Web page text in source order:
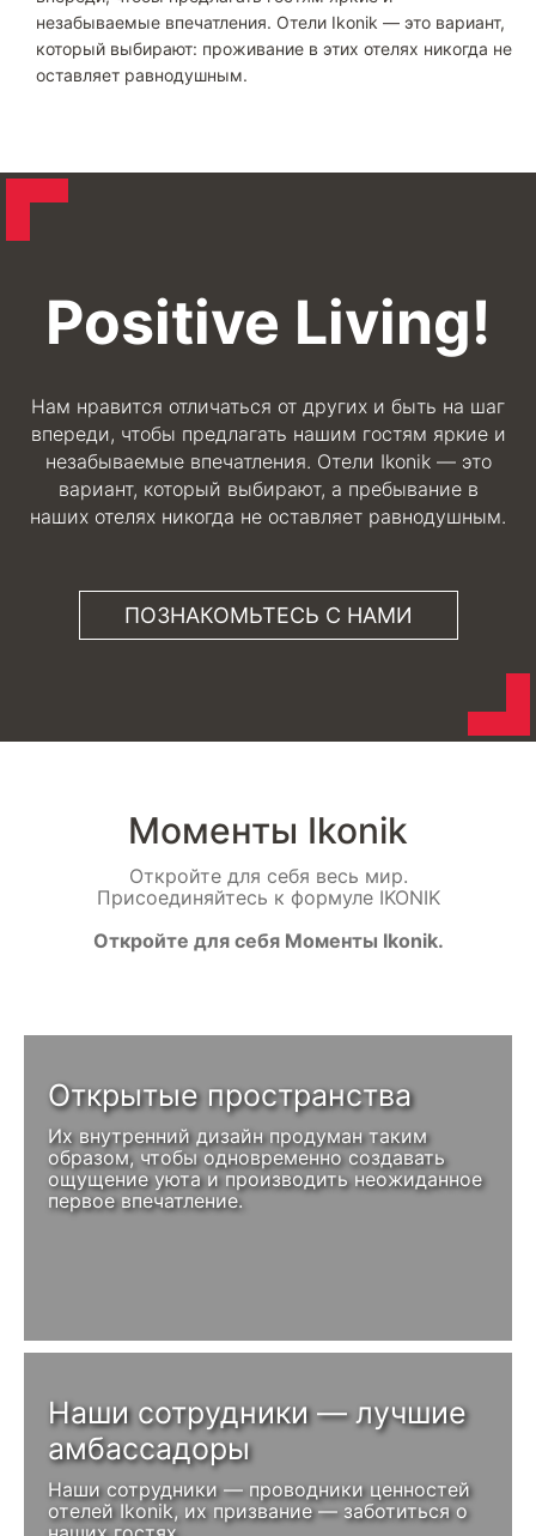
незабываемые впечатления. Отели Ikonik — это вариант,
который выбирают: проживание в этих отелях никогда не
оставляет равнодушным.
Positive Living!
Нам нравится отличаться от других и быть на шаг
впереди, чтобы предлагать нашим гостям яркие и
незабываемые впечатления. Отели Ikonik — это
вариант, который выбирают, а пребывание в
наших отелях никогда не оставляет равнодушным.
ПОЗНАКОМЬТЕСЬ С НАМИ
Моменты Ikonik
Откройте для себя весь мир.
Присоединяйтесь к формуле IKONIK
Откройте для себя Моменты Ikonik.
Открытые пространства
Их внутренний дизайн продуман таким
образом, чтобы одновременно создавать
ощущение уюта и производить неожиданное
первое впечатление.
Наши сотрудники — лучшие
амбассадоры
Наши сотрудники — проводники ценностей
отелей Ikonik, их призвание — заботиться о